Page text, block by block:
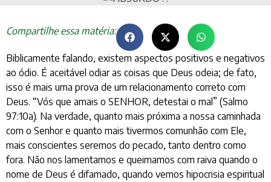
Compartilhe essa matéria:
Biblicamente falando, existem aspectos positivos e negativos
ao ódio. É aceitável odiar as coisas que Deus odeia; de fato,
isso é mais uma prova de um relacionamento correto com
Deus. “Vós que amais o SENHOR, detestai o mal” (Salmo
97:10a). Na verdade, quanto mais próxima a nossa caminhada
com o Senhor e quanto mais tivermos comunhão com Ele,
mais conscientes seremos do pecado, tanto dentro como
fora. Não nos lamentamos e queimamos com raiva quando o
nome de Deus é difamado, quando vemos hipocrisia espiritual